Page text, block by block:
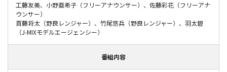
工藤友美、小野亜希子（フリーアナウンサー）、佐藤彩花（フリーアナ
ウンサー）
首藤将太（野良レンジャー）、竹尾悠兵（野良レンジャー）、羽太碧
（J-MIXモデルエージェンシー）
番組内容